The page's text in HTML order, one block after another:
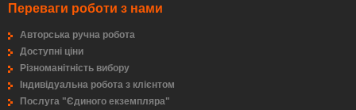
Переваги роботи з нами
Авторська ручна робота
Доступні ціни
Різноманітність вибору
Індивідуальна робота з клієнтом
Послуга "Єдиного екземпляра"